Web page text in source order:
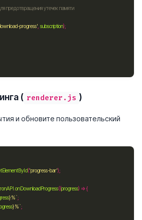
progress' subscription
( renderer.js )
и обновите пользовательский
('progress-bar'
onDownloadProgress((progress
}%`
}%`